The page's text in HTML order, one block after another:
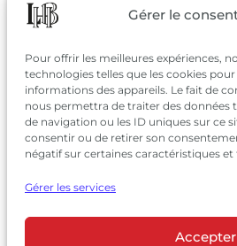
Gérer le
Pour offrir les meilleures expériences,
technologies telles que les cookies
informations des appareils. Le fait de
nous permettra de traiter des données
de navigation ou les ID uniques sur ce
consentir ou de retirer son
négatif sur certaines caractéristiques et
Gérer les services
Accepter
SUIVEZ-NOUS
SUR LES RÉSEAUX
© 2026 Château